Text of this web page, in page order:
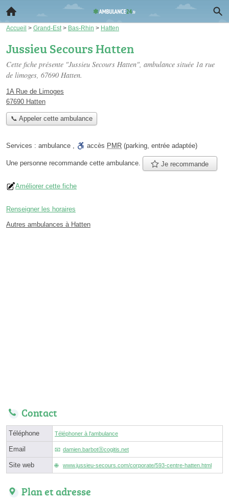
Accueil > Grand-Est > Bas-Rhin > Hatten
Jussieu Secours Hatten
Cette fiche présente "Jussieu Secours Hatten", ambulance située 1a rue
de limoges, 67690 Hatten.
1A Rue de Limoges
67690 Hatten
📞 Appeler cette ambulance
Services : ambulance , accès PMR (parking, entrée adaptée)
Une personne recommande cette ambulance. Je recommande
Améliorer cette fiche
Renseigner les horaires
Autres ambulances à Hatten
Contact
Téléphone Téléphoner à l'ambulance
Email damien.barbotⓐcogitis.net
Site web www.jussieu-secours.com/corporate/593-centre-hatten.html
Plan et adresse